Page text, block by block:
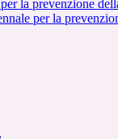
la prevenzione
per la